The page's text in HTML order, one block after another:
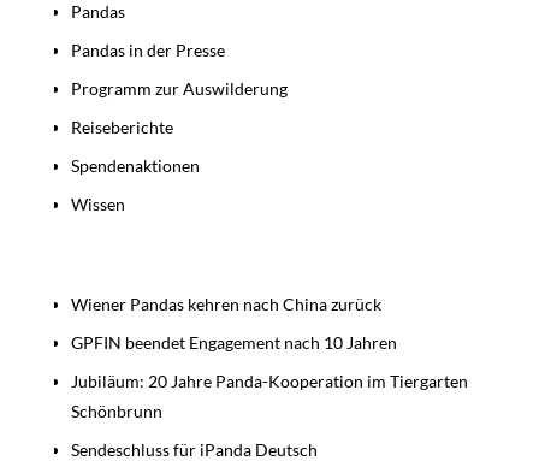
Pandas
Pandas in der Presse
Programm zur Auswilderung
Reiseberichte
Spendenaktionen
Wissen
Wiener Pandas kehren nach China zurück
GPFIN beendet Engagement nach 10 Jahren
Jubiläum: 20 Jahre Panda-Kooperation im Tiergarten
Schönbrunn
Sendeschluss für iPanda Deutsch